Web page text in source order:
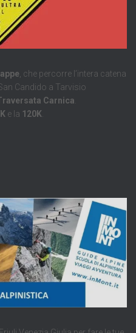
, che percorre l’intera catena
Candido a Tarvisio
Carnica.
e la 120K.